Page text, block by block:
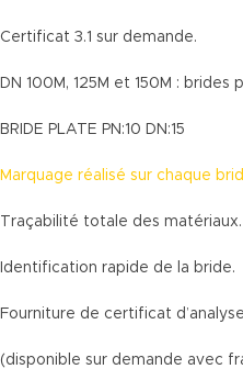
Certificat 3.1 sur demande.
DN 100M, 125M et 150M :
BRIDE PLATE PN:10 DN:15
Marquage réalisé sur chaque
Traçabilité totale des matériaux.
Identification rapide de la bride.
Fourniture de certificat
(disponible sur demande avec